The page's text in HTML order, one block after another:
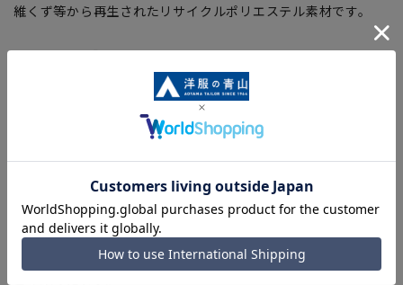
維くず等から再生されたリサイクルポリエステル素材です。
【シルエット】《細め(スリム)》 (当社比)
【商品に関するご注意】
■ゆとり感には個人差があります。サイズ表を確認の上、ご購
入の目安としてご利用ください。
■ブラウザやお使いのモニター環境、室内外等の撮影時の環境
下での光加減により、実際の商品と掲載画像の色味が異なる場
合がございます。
■平置き・メジャーでの採寸の為、素材や仕様等により実際の
商品とサイズ表に若干の誤差が生じる場合がございます。予め